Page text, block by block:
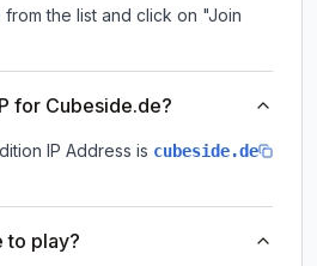
the list and click on "Join
for Cubeside.de?
IP Address is cubeside.de
to play?